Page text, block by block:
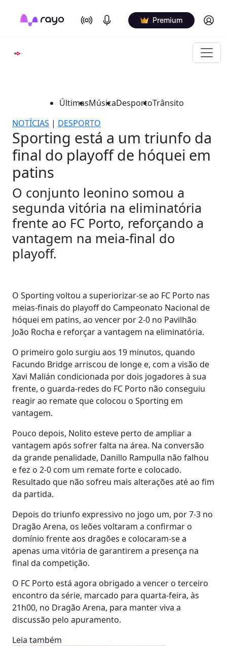
On Air Podcasts Premium Log in
ÚltimasMúsicaDesportoTrânsito
NOTÍCIAS | DESPORTO
Sporting está a um triunfo da
final do playoff de hóquei em
patins
O conjunto leonino somou a
segunda vitória na eliminatória
frente ao FC Porto, reforçando a
vantagem na meia-final do
playoff.
O Sporting voltou a superiorizar-se ao FC Porto nas
meias-finais do playoff do Campeonato Nacional de
hóquei em patins, ao vencer por 2-0 no Pavilhão
João Rocha e reforçar a vantagem na eliminatória.
O primeiro golo surgiu aos 19 minutos, quando
Facundo Bridge arriscou de longe e, com a visão de
Xavi Malián condicionada por dois jogadores à sua
frente, o guarda-redes do FC Porto não conseguiu
reagir ao remate que colocou o Sporting em
vantagem.
Pouco depois, Nolito esteve perto de ampliar a
vantagem após sofrer falta na área. Na conversão
da grande penalidade, Danillo Rampulla não falhou
e fez o 2-0 com um remate forte e colocado.
Resultado que não sofreu mais alterações até ao fim
da partida.
Depois do triunfo expressivo no jogo um, por 7-3 no
Dragão Arena, os leões voltaram a confirmar o
domínio frente aos dragões e colocaram-se a
apenas uma vitória de garantirem a presença na
final da competição.
O FC Porto está agora obrigado a vencer o terceiro
encontro da série, marcado para quarta-feira, às
21h00, no Dragão Arena, para manter viva a
discussão pelo apuramento.
Leia também